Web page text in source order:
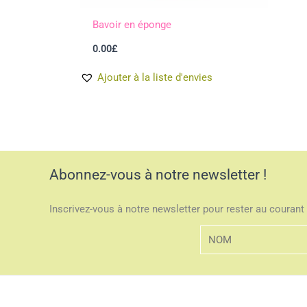
Bavoir en éponge
0.00£
Ajouter à la liste d'envies
Abonnez-vous à notre newsletter !
Inscrivez-vous à notre newsletter pour rester au